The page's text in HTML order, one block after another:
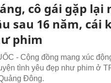
cô gái gặp lại
sau 16 năm, cái
phim
- Cộng đồng mạng xúc
tình yêu đẹp như phim ở
Đông.